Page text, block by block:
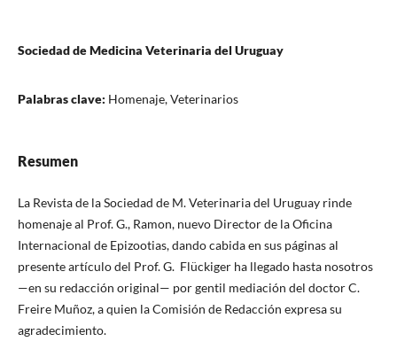
Sociedad de Medicina Veterinaria del Uruguay
Palabras clave: Homenaje, Veterinarios
Resumen
La Revista de la Sociedad de M. Veterinaria del Uruguay rinde
homenaje al Prof. G., Ramon, nuevo Director de la Oficina
Internacional de Epizootias, dando cabida en sus páginas al
presente artículo del Prof. G. Flückiger ha llegado hasta nosotros
—en su redacción original— por gentil mediación del doctor C.
Freire Muñoz, a quien la Comisión de Redacción expresa su
agradecimiento.